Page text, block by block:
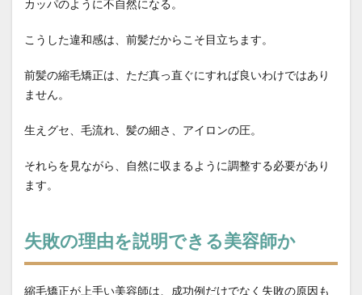
カッパのように不自然になる。
こうした違和感は、前髪だからこそ目立ちます。
前髪の縮毛矯正は、ただ真っ直ぐにすれば良いわけではあり
ません。
生えグセ、毛流れ、髪の細さ、アイロンの圧。
それらを見ながら、自然に収まるように調整する必要があり
ます。
失敗の理由を説明できる美容師か
縮毛矯正が上手い美容師は、成功例だけでなく失敗の原因も